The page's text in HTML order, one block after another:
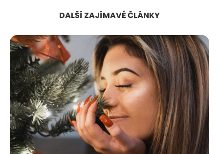
DALŠÍ ZAJÍMAVÉ ČLÁNKY